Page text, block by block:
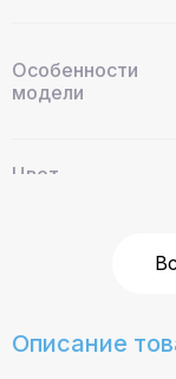
Особенности
модели
Цвет
Описание